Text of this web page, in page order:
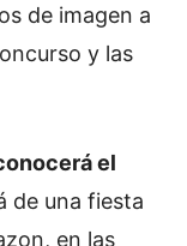
de imagen a
y las
el
de una fiesta
en las